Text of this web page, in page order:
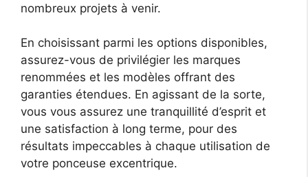
nombreux projets à venir.
En choisissant parmi les options disponibles,
assurez-vous de privilégier les marques
renommées et les modèles offrant des
garanties étendues. En agissant de la sorte,
vous vous assurez une tranquillité d’esprit et
une satisfaction à long terme, pour des
résultats impeccables à chaque utilisation de
votre ponceuse excentrique.